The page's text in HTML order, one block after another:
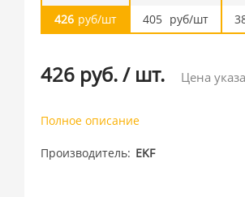
426 руб/шт
405 руб/шт
426 руб./ шт. Цена
Полное описание
Производитель EKF